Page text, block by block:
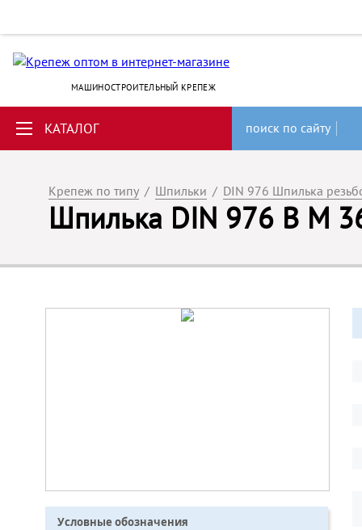
МАШИНОСТРОИТЕЛЬНЫЙ КРЕПЕЖ
КАТАЛОГ поиск по сайту
Крепеж по типу / Шпильки / DIN 976 Шпилька
Шпилька DIN 976 B M
Условные обозначения